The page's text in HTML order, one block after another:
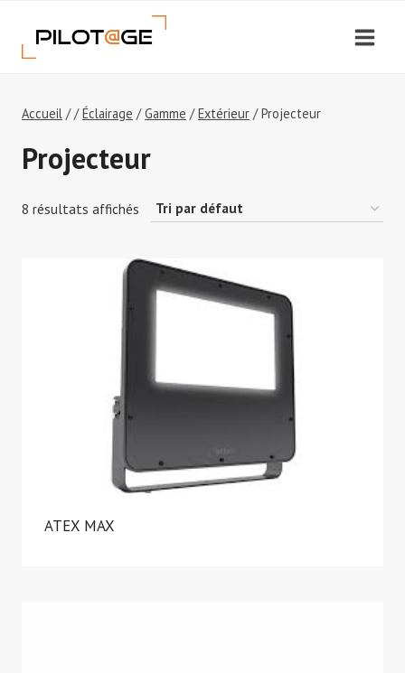
contenu
Accueil / / Éclairage / Gamme / Extérieur / Projecteur
Projecteur
8 résultats affichés
ATEX MAX